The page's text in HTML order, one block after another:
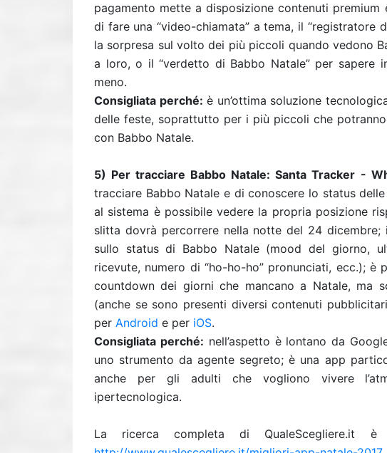
pagamento mette a disposizione contenuti
di fare una “video-chiamata” a tema, il “registratore
la sorpresa sul volto dei più piccoli quando vedono
a loro, o il “verdetto di Babbo Natale” per sapere
meno.
Consigliata perché: è un’ottima soluzione
delle feste, soprattutto per i più piccoli che
con Babbo Natale.
5) Per tracciare Babbo Natale: Santa Tracker -
tracciare Babbo Natale e di conoscere lo status
al sistema è possibile vedere la propria posizione
slitta dovrà percorrere nella notte del 24
sullo status di Babbo Natale (mood del giorno,
ricevute, numero di “ho-ho-ho” pronunciati, ecc.);
countdown dei giorni che mancano a Natale, ma
(anche se sono presenti diversi contenuti
per Android e per iOS.
Consigliata perché: nell’aspetto è lontano da
uno strumento da agente segreto; è una app
anche per gli adulti che vogliono vivere
ipertecnologica.
La ricerca completa di QualeScegliere.it è